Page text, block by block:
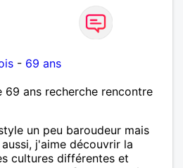
- 69 ans
69 ans recherche rencontre
un peu baroudeur mais
j'aime découvrir la
cultures différentes et